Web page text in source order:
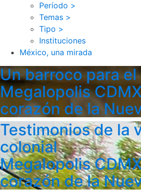
Período >
Temas >
Tipo >
Instituciones
México, una mirada
Un barroco para
Megalopolis
corazón de la
Testimonios de la
colonial
Megalopolis
corazón de la